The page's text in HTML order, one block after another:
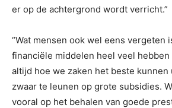
er op de achtergrond wordt verricht.”
“Wat mensen ook wel eens vergeten
financiële middelen heel veel
altijd hoe we zaken het beste
zwaar te leunen op grote subsidies.
vooral op het behalen van goede